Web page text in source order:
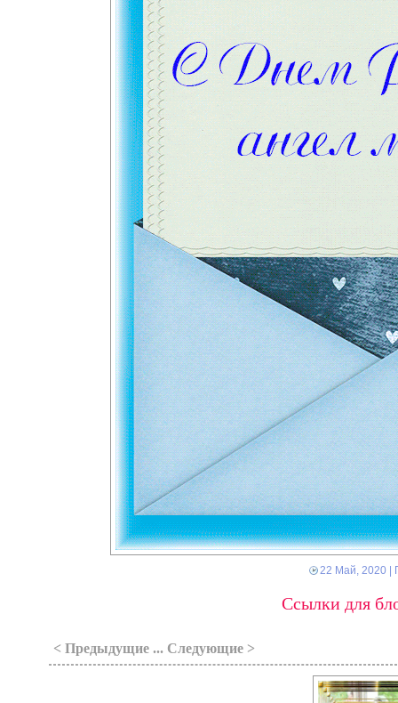
22 Май, 2020 |
Ссылки для
< Предыдущие ... Следующие >